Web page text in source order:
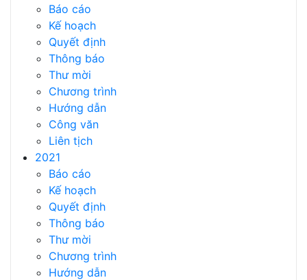
Báo cáo
Kế hoạch
Quyết định
Thông báo
Thư mời
Chương trình
Hướng dẫn
Công văn
Liên tịch
2021
Báo cáo
Kế hoạch
Quyết định
Thông báo
Thư mời
Chương trình
Hướng dẫn